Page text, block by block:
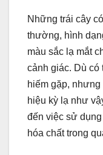
Những trái cây
thường, hình
màu sắc lạ mắt
cảnh giác. Dù
hiếm gặp,
hiệu kỳ lạ như
đến việc sử
hóa chất trong